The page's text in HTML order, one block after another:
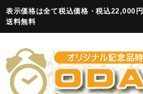
表示価格は全て税込価格・税込22,000
送料無料